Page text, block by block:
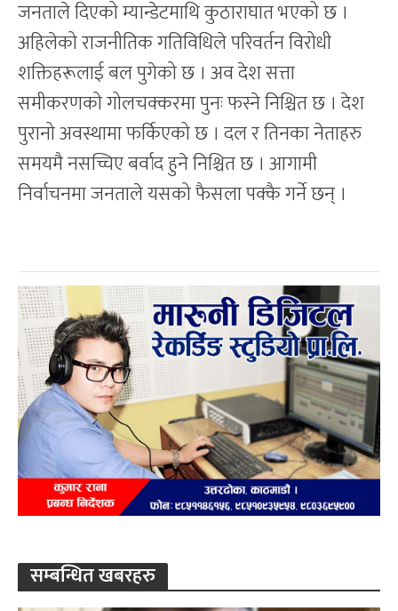
जनताले दिएको म्यान्डेटमाथि कुठाराघात भएको छ ।
अहिलेको राजनीतिक गतिविधिले परिवर्तन विरोधी
शक्तिहरूलाई बल पुगेको छ । अव देश सत्ता
समीकरणको गोलचक्करमा पुनः फस्ने निश्चित छ । देश
पुरानो अवस्थामा फर्किएको छ । दल र तिनका नेताहरु
समयमै नसच्चिए बर्वाद हुने निश्चित छ । आगामी
निर्वाचनमा जनताले यसको फैसला पक्कै गर्ने छन् ।
सम्बन्धित खबरहरु